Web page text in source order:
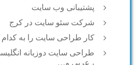
پشتیبانی وب سایت
شرکت سئو سایت در کرج
کار طراحی سایت را به
طراحی سایت دوزبانه
، عربی و…